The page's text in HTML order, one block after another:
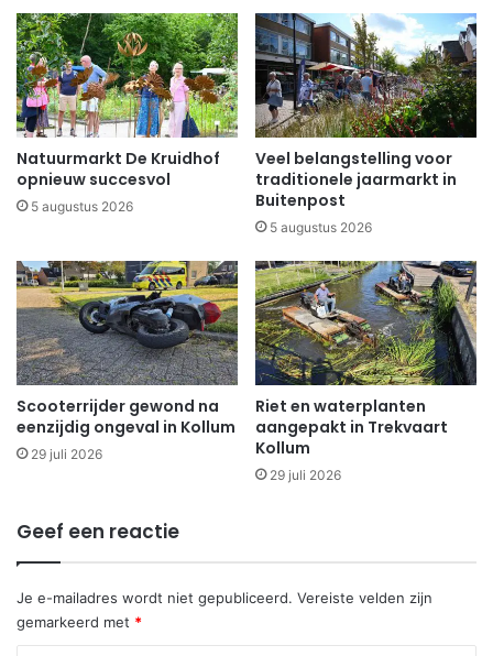
Natuurmarkt De Kruidhof
opnieuw succesvol
5 augustus 2026
Veel belangstelling voor
traditionele jaarmarkt in
Buitenpost
5 augustus 2026
Scooterrijder gewond na
eenzijdig ongeval in Kollum
29 juli 2026
Riet en waterplanten
aangepakt in Trekvaart
Kollum
29 juli 2026
Geef een reactie
Je e-mailadres wordt niet gepubliceerd. Vereiste velden zijn
gemarkeerd met *